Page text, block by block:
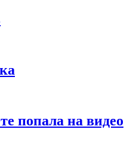
попала на видео